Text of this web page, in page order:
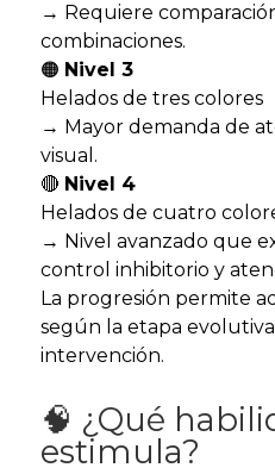
→ Requiere
combinaciones.
🟠 Nivel 3
Helados de tres colores
→ Mayor demanda de
visual.
🔴 Nivel 4
Helados de cuatro
→ Nivel avanzado que
control inhibitorio y
La progresión permite
según la etapa
intervención.
🧠 ¿Qué
estimula?